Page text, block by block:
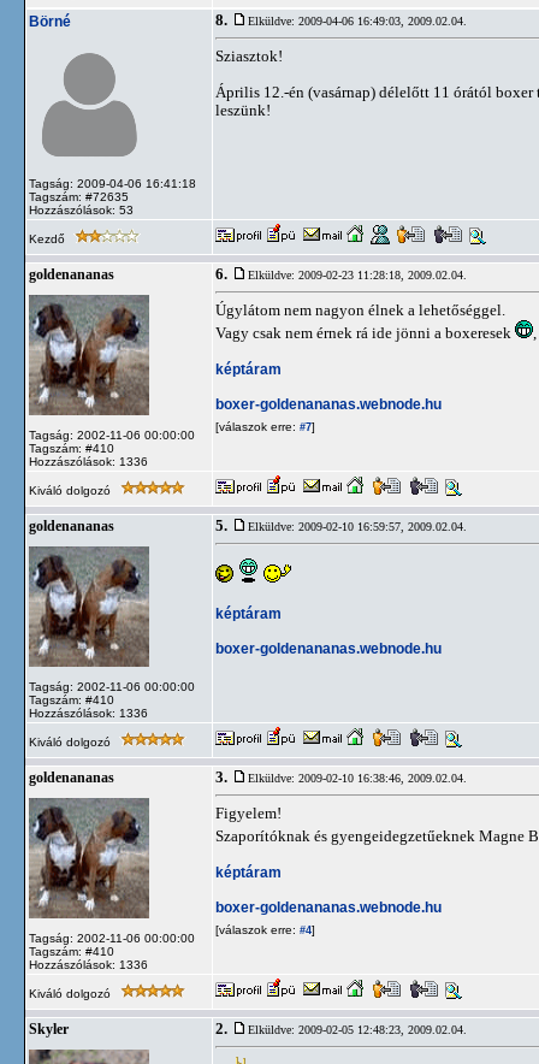
Börné
Tagság: 2009-04-06 16:41:18
Tagszám: #72635
Hozzászólások: 53
8. Elküldve: 2009-04-06 16:49:03, 2009.02.04.
Sziasztok!
Április 12.-én (vasárnap) délelőtt 11 órától
leszünk!
Kezdő
goldenananas
Tagság: 2002-11-06 00:00:00
Tagszám: #410
Hozzászólások: 1336
6. Elküldve: 2009-02-23 11:28:18, 2009.02.04.
Úgylátom nem nagyon élnek a lehetőséggel.
Vagy csak nem érnek rá ide jönni a boxeresek
képtáram
boxer-goldenananas.webnode.hu
[válaszok erre: #7]
Kiváló dolgozó
goldenananas
Tagság: 2002-11-06 00:00:00
Tagszám: #410
Hozzászólások: 1336
5. Elküldve: 2009-02-10 16:59:57, 2009.02.04.
képtáram
boxer-goldenananas.webnode.hu
Kiváló dolgozó
goldenananas
Tagság: 2002-11-06 00:00:00
Tagszám: #410
Hozzászólások: 1336
3. Elküldve: 2009-02-10 16:38:46, 2009.02.04.
Figyelem!
Szaporítóknak és gyengeidegzetűeknek Magne
képtáram
boxer-goldenananas.webnode.hu
[válaszok erre: #4]
Kiváló dolgozó
Skyler 2. Elküldve: 2009-02-05 12:48:23, 2009.02.04.